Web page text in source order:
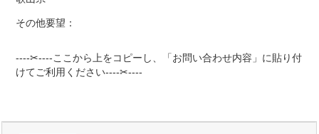
その他要望：
----✂----ここから上をコピーし、「お問い合わせ内容」に貼り付
けてご利用ください----✂----